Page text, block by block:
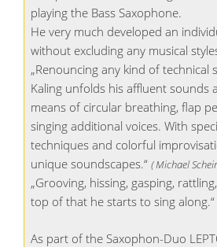
playing the Bass Saxophone.
He very much developed an
without excluding any musical
„Renouncing any kind of technical
Kaling unfolds his affluent sounds
means of circular breathing, flap
singing additional voices. With
techniques and colorful
unique soundscapes.“ ( Michael
„Grooving, hissing, gasping,
top of that he starts to sing along.“
As part of the Saxophon-Duo